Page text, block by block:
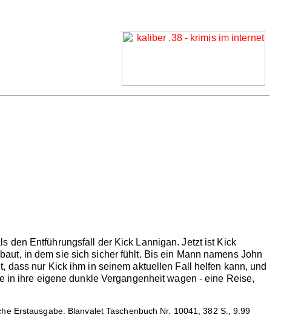
den Entführungsfall der Kick Lannigan. Jetzt ist Kick
in dem sie sich sicher fühlt. Bis ein Mann namens John
dass nur Kick ihm in seinem aktuellen Fall helfen kann, und
in ihre eigene dunkle Vergangenheit wagen - eine Reise,
Erstausgabe. Blanvalet Taschenbuch Nr. 10041, 382 S., 9.99